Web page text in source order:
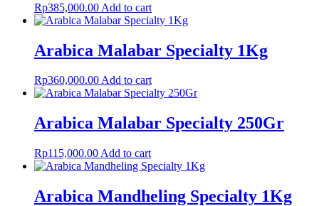
Rp385,000.00 Add to cart
Arabica Malabar Specialty 1Kg
Rp360,000.00Add to cart
Arabica Malabar Specialty 250Gr
Rp115,000.00 Add to cart
Arabica Mandheling Specialty 1Kg